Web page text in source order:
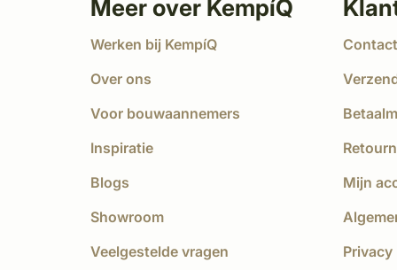
Meer over KempíQ
Werken bij KempíQ
Over ons
Voor bouwaannemers
Inspiratie
Blogs
Showroom
Veelgestelde vragen
Contact
Mijn
Privacy